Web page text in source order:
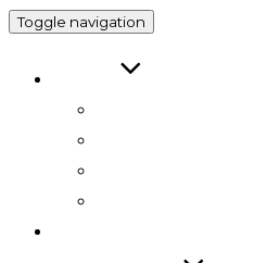
Toggle navigation